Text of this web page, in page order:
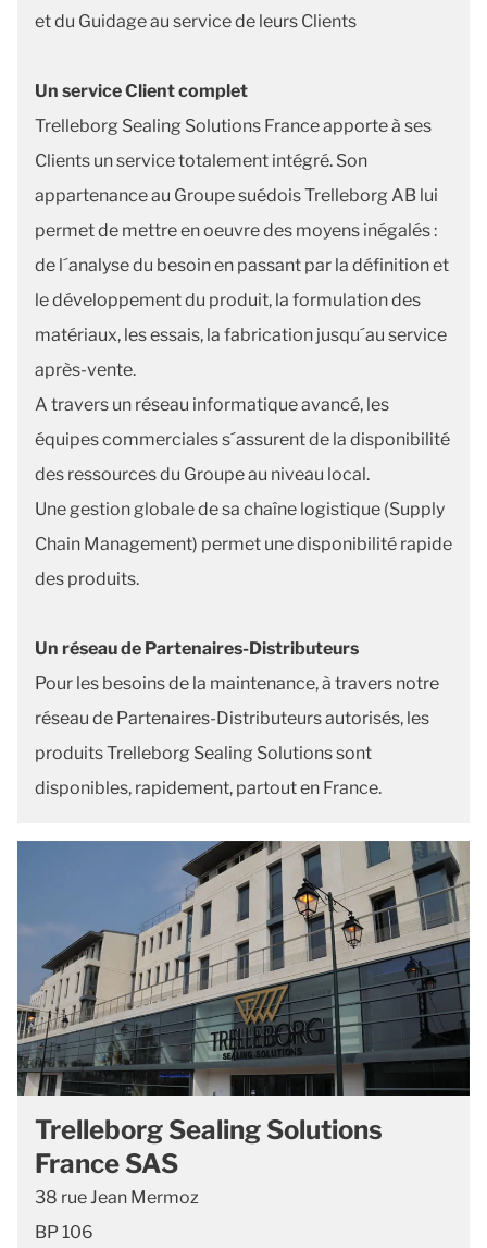
et du Guidage au service de leurs Clients
Un service Client complet
Trelleborg Sealing Solutions France apporte à ses
Clients un service totalement intégré. Son
appartenance au Groupe suédois Trelleborg AB lui
permet de mettre en oeuvre des moyens inégalés :
de l´analyse du besoin en passant par la définition et
le développement du produit, la formulation des
matériaux, les essais, la fabrication jusqu´au service
après-vente.
A travers un réseau informatique avancé, les
équipes commerciales s´assurent de la disponibilité
des ressources du Groupe au niveau local.
Une gestion globale de sa chaîne logistique (Supply
Chain Management) permet une disponibilité rapide
des produits.
Un réseau de Partenaires-Distributeurs
Pour les besoins de la maintenance, à travers notre
réseau de Partenaires-Distributeurs autorisés, les
produits Trelleborg Sealing Solutions sont
disponibles, rapidement, partout en France.
Trelleborg Sealing Solutions
France SAS
38 rue Jean Mermoz
BP 106